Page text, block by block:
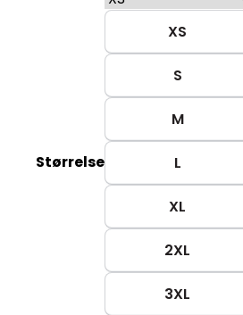
Størrelse
XS
S
M
L
XL
2XL
3XL